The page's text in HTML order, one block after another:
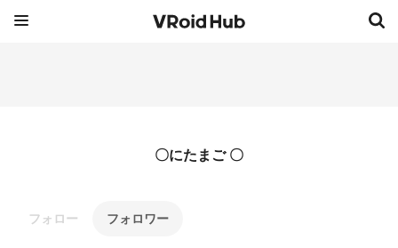
〇にたまご 〇
フォロー フォロワー